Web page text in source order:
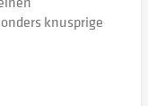
knusprige